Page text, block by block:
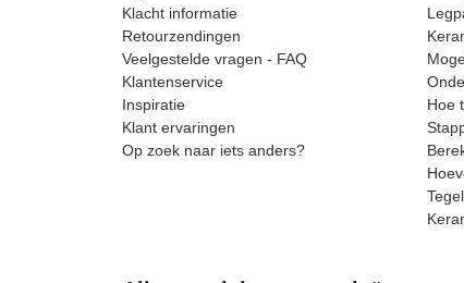
Klacht informatie
Retourzendingen
Veelgestelde vragen - FAQ
Klantenservice
Inspiratie
Klant ervaringen
Op zoek naar iets anders?
Hoe